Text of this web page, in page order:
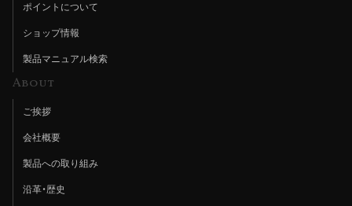
ポイントについて
ショップ情報
製品マニュアル検索
About
ご挨拶
会社概要
製品への取り組み
沿革・歴史